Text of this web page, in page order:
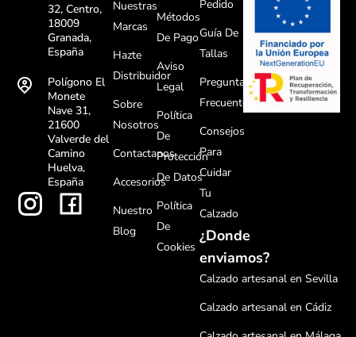
32, Centro,
18009
Granada,
España
Polígono El
Monete
Nave 31,
21600
Valverde del
Camino
Huelva,
España
Nuestras
Marcas
Hazte
Distribuidor
Sobre
Nosotros
Contactanos
Accesorios
Nuestro
Blog
Métodos
De Pago
Aviso
Legal
Política
De
Protección
De Datos
Política
De
Cookies
Pedido
Guía De
Tallas
Preguntas
Frecuentes
Consejos
Para
Cuidar
Tu
Calzado
¿Donde
enviamos?
Calzado artesanal en Sevilla
Calzado artesanal en Cádiz